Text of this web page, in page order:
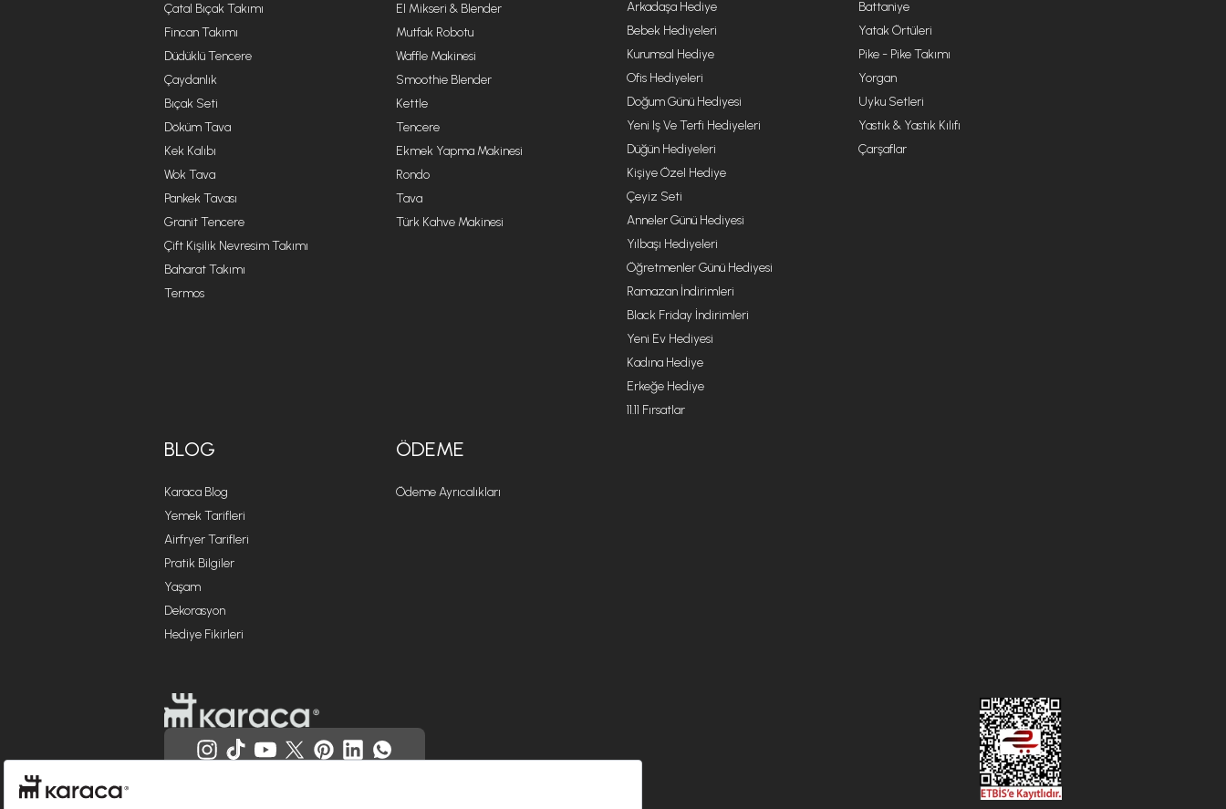
Çatal Bıçak Takımı
Fincan Takımı
Düdüklü Tencere
Çaydanlık
Bıçak Seti
Döküm Tava
Kek Kalıbı
Wok Tava
Pankek Tavası
Granit Tencere
Çift Kişilik Nevresim Takımı
Baharat Takımı
Termos
El Mikseri & Blender
Mutfak Robotu
Waffle Makinesi
Smoothie Blender
Kettle
Tencere
Ekmek Yapma Makinesi
Rondo
Tava
Türk Kahve Makinesi
Arkadaşa Hediye
Bebek Hediyeleri
Kurumsal Hediye
Ofis Hediyeleri
Doğum Günü Hediyesi
Yeni Iş Ve Terfi Hediyeleri
Düğün Hediyeleri
Kişiye Özel Hediye
Çeyiz Seti
Anneler Günü Hediyesi
Yılbaşı Hediyeleri
Öğretmenler Günü Hediyesi
Ramazan İndirimleri
Black Friday İndirimleri
Yeni Ev Hediyesi
Kadına Hediye
Erkeğe Hediye
11.11 Fırsatlar
Battaniye
Yatak Örtüleri
Pike - Pike Takımı
Yorgan
Uyku Setleri
Yastık & Yastık Kılıfı
Çarşaflar
BLOG
Karaca Blog
Yemek Tarifleri
Airfryer Tarifleri
Pratik Bilgiler
Yaşam
Dekorasyon
Hediye Fikirleri
ÖDEME
Ödeme Ayrıcalıkları